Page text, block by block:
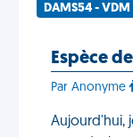
DAMS54 - VDM
Espèce
Par Anonyme
Aujourd'hui,